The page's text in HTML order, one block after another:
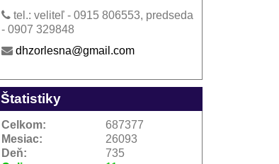
tel.: veliteľ - 0915 806553, predseda
- 0907 329848
dhzorlesna@gmail.com
Štatistiky
Celkom:
687377
Mesiac:
26093
Deň:
735